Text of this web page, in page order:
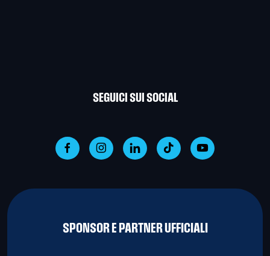
SEGUICI SUI SOCIAL
SPONSOR E PARTNER UFFICIALI